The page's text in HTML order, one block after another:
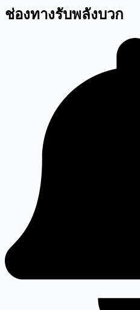
ช่องทางรับพลังบวก